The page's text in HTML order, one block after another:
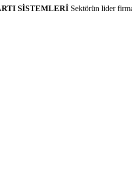
SİSTEMLERİ Sektörün lider